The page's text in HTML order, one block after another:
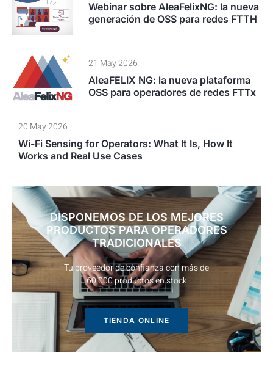
Webinar sobre AleaFelixNG: la nueva
generación de OSS para redes FTTH
21 May 2026
AleaFELIX NG: la nueva plataforma
OSS para operadores de redes FTTx
20 May 2026
Wi-Fi Sensing for Operators: What It Is, How It
Works and Real Use Cases
DISPONEMOS DE LOS MEJORES
PRODUCTOS PARA OPERADORES
TRADICIONALES
Tu proveedor de confianza con más de
60.000 productos en stock
TIENDA ONLINE